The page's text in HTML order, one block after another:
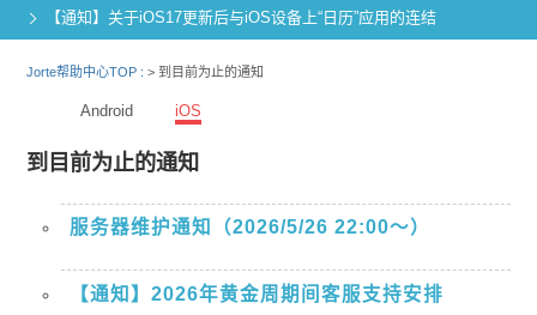
【通知】关于iOS17更新后与iOS设备上“日历”应用的连结
Jorte帮助中心TOP :> 到目前为止的通知
Android iOS
到目前为止的通知
服务器维护通知（2026/5/26 22:00～）
【通知】2026年黄金周期间客服支持安排